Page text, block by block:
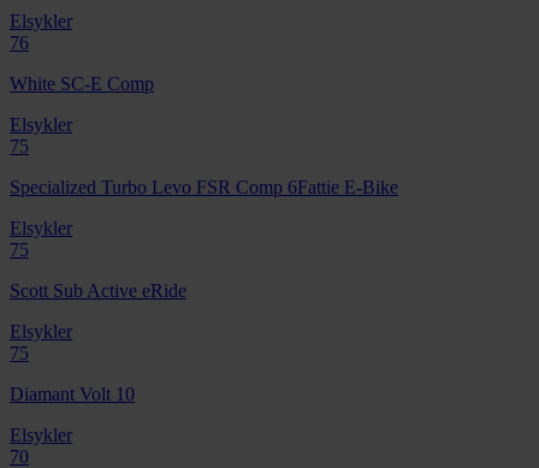
Elsykler
76
White SC-E Comp
Elsykler
75
Specialized Turbo Levo FSR Comp 6Fattie E-Bike
Elsykler
75
Scott Sub Active eRide
Elsykler
75
Diamant Volt 10
Elsykler
70